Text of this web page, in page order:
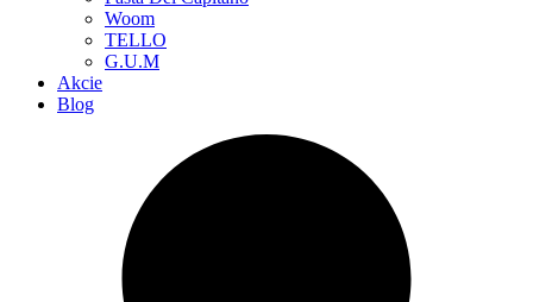
Woom
TELLO
G.U.M
Akcie
Blog